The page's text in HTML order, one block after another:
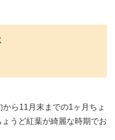
ら11月末までの1ヶ月ちょ
うど紅葉が綺麗な時期でお